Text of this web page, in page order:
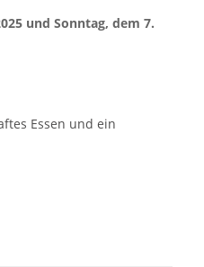
und Sonntag, dem 7.
Essen und ein